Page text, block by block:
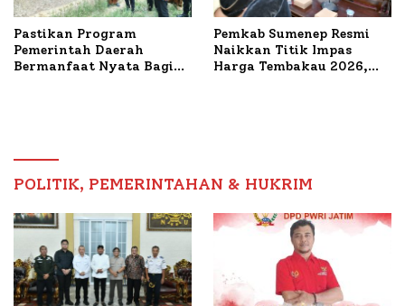
Pastikan Program
Pemerintah Daerah
Bermanfaat Nyata Bagi
Pemkab Sumenep Resmi
Naikkan Titik Impas
Harga Tembakau 2026,
POLITIK, PEMERINTAHAN & HUKRIM